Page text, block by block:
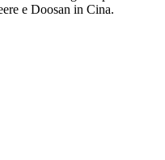
e Doosan in Cina.